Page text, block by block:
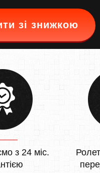
зі знижкою
з 24 міс.